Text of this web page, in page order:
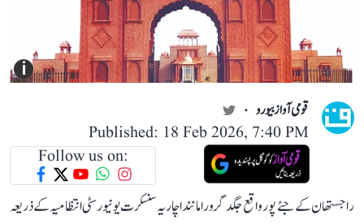
i
قومی آواز بیورو
Published: 18 Feb 2026, 7:40 PM
Follow us on:
راجستھان کے جئے پور واقع جگد گرو راماننداچاریہ سنسکرت یونیورسٹی انتظامیہ کے ذریعہ